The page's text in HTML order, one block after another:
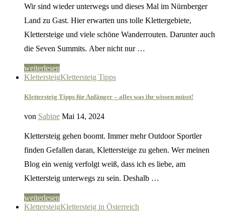
Wir sind wieder unterwegs und dieses Mal im Nürnberger
Land zu Gast. Hier erwarten uns tolle Klettergebiete,
Klettersteige und viele schöne Wanderrouten. Darunter auch
die Seven Summits. Aber nicht nur …
weiterlesen
KlettersteigKlettersteig Tipps
Klettersteig Tipps für Anfänger – alles was ihr wissen müsst!
von Sabine Mai 14, 2024
Klettersteig gehen boomt. Immer mehr Outdoor Sportler
finden Gefallen daran, Klettersteige zu gehen. Wer meinen
Blog ein wenig verfolgt weiß, dass ich es liebe, am
Klettersteig unterwegs zu sein. Deshalb …
weiterlesen
KlettersteigKlettersteig in Österreich